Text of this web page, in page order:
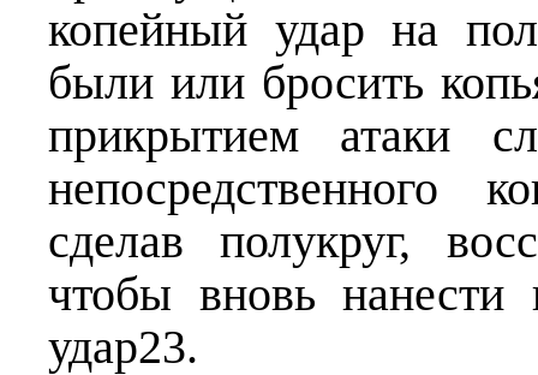
копейный удар на
были или бросить
прикрытием атаки
непосредственного
сделав полукруг,
чтобы вновь
удар23.